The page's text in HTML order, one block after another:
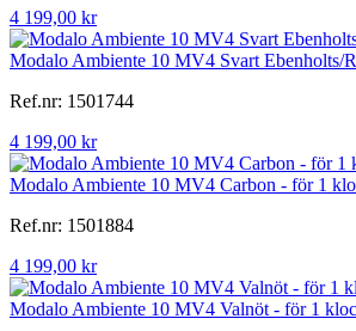
4 199,00 kr
Modalo Ambiente 10 MV4 Svart Ebenholts/
Ref.nr: 1501744
4 199,00 kr
Modalo Ambiente 10 MV4 Carbon - för 1
Ref.nr: 1501884
4 199,00 kr
Modalo Ambiente 10 MV4 Valnöt - för 1